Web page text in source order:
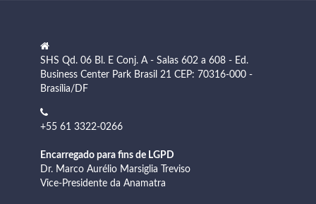
SHS Qd. 06 Bl. E Conj. A - Salas 602 a 608 - Ed.
Business Center Park Brasil 21 CEP: 70316-000 -
Brasília/DF
+55 61 3322-0266
Encarregado para fins de LGPD
Dr. Marco Aurélio Marsiglia Treviso
Vice-Presidente da Anamatra